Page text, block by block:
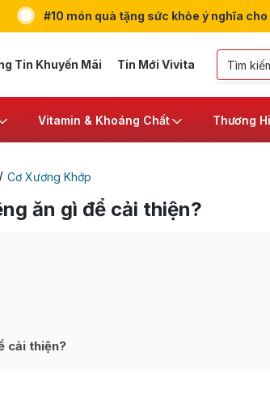
#10 món quà tặng sức khỏe ý nghĩa
Tin Khuyến Mãi Tin Mới Vivita
Vitamin & Khoáng Chất Thương
/ Cơ Xương Khớp
ăn gì để cải thiện?
cải thiện?